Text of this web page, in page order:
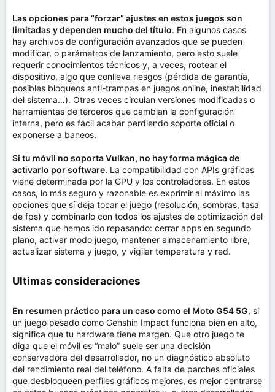
Las opciones para “forzar” ajustes en estos juegos son
limitadas y dependen mucho del título. En algunos casos
hay archivos de configuración avanzados que se pueden
modificar, o parámetros de lanzamiento, pero esto suele
requerir conocimientos técnicos y, a veces, rootear el
dispositivo, algo que conlleva riesgos (pérdida de garantía,
posibles bloqueos anti-trampas en juegos online, inestabilidad
del sistema…). Otras veces circulan versiones modificadas o
herramientas de terceros que cambian la configuración
interna, pero es fácil acabar perdiendo soporte oficial o
exponerse a baneos.
Si tu móvil no soporta Vulkan, no hay forma mágica de
activarlo por software. La compatibilidad con APIs gráficas
viene determinada por la GPU y los controladores. En estos
casos, lo más seguro y razonable es exprimir al máximo las
opciones que sí deja tocar el juego (resolución, sombras, tasa
de fps) y combinarlo con todos los ajustes de optimización del
sistema que hemos ido repasando: cerrar apps en segundo
plano, activar modo juego, mantener almacenamiento libre,
actualizar sistema y juego, y vigilar temperatura y red.
Ultimas consideraciones​
En resumen práctico para un caso como el Moto G54 5G, si
un juego pesado como Genshin Impact funciona bien en alto,
significa que tu hardware tiene margen. Que otro juego te
diga que el móvil es “malo” suele ser una decisión
conservadora del desarrollador, no un diagnóstico absoluto
del rendimiento real del teléfono. A falta de parches oficiales
que desbloqueen perfiles gráficos mejores, es mejor centrarse